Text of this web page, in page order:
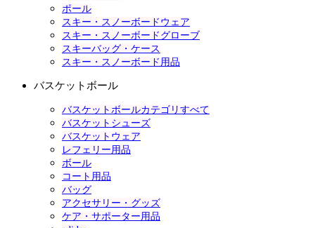
ポール
スキー・スノーボードウェア
スキー・スノーボードグローブ
スキーバッグ・ケース
スキー・スノーボード用品
バスケットボール
バスケットボールカテゴリすべて
バスケットシューズ
バスケットウェア
レフェリー用品
ボール
コート用品
バッグ
アクセサリー・グッズ
ケア・サポーター用品